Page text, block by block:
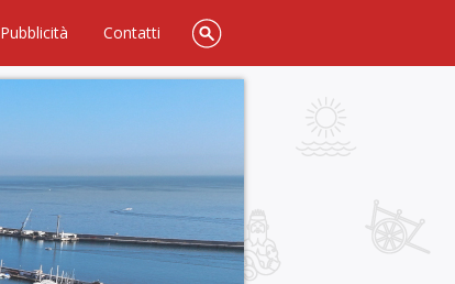
Pubblicità Contatti